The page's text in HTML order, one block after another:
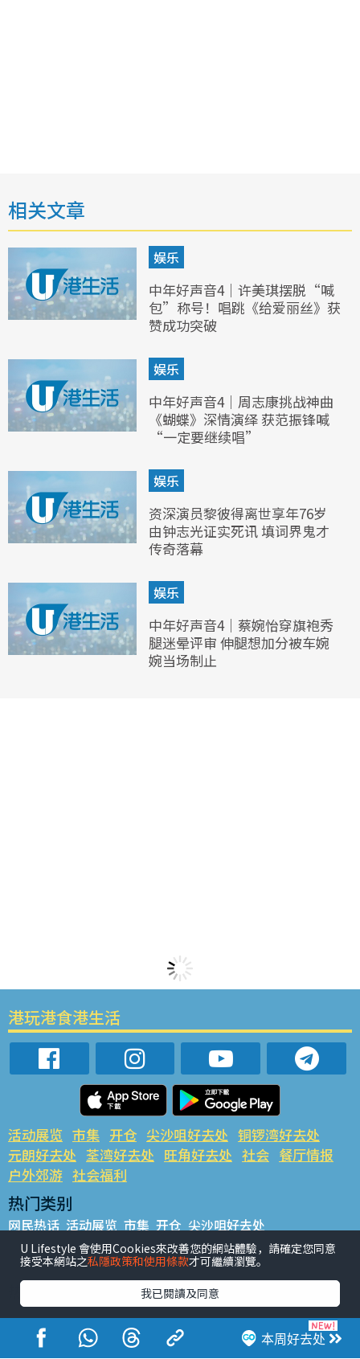
相关文章
娱乐
中年好声音4｜许美琪摆脱“喊
包”称号！唱跳《给爱丽丝》获
赞成功突破
娱乐
中年好声音4｜周志康挑战神曲
《蝴蝶》深情演绎 获范振锋喊
“一定要继续唱”
娱乐
资深演员黎彼得离世享年76岁
由钟志光证实死讯 填词界鬼才
传奇落幕
娱乐
中年好声音4｜蔡婉怡穿旗袍秀
腿迷晕评审 伸腿想加分被车婉
婉当场制止
本周好去处
港玩港食港生活
活动展览 市集 开仓 尖沙咀好去处 铜锣湾好去处
元朗好去处 荃湾好去处 旺角好去处 社会 餐厅情报
户外郊游 社会福利
热门类别
网民热话 活动展览 市集 开仓 尖沙咀好去处
铜锣湾好去处 元朗好去处 荃湾好去处 旺角好去处 社会
餐厅情报 户外郊游
热门标签
#UGO揾好去处 #人气活动推介 #美食社群热话
#亲子玩乐好去处
#ULifestyle应用程式
#限时抢
#UJetso礼物放送
#ULifestyle商户中心 #著数 #网络热话
U Lifestyle 會使用Cookies來改善您的網站體驗，請確定您同意
接受本網站之私隱政策和使用條款才可繼續瀏覽。
我已閱讀及同意